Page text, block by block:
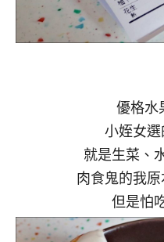
優格水
小姪女
就是生菜、
肉食鬼的我
但是怕